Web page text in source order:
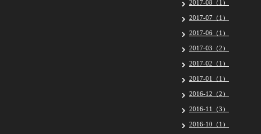
2017-08（1）
2017-07（1）
2017-06（1）
2017-03（2）
2017-02（1）
2017-01（1）
2016-12（2）
2016-11（3）
2016-10（1）